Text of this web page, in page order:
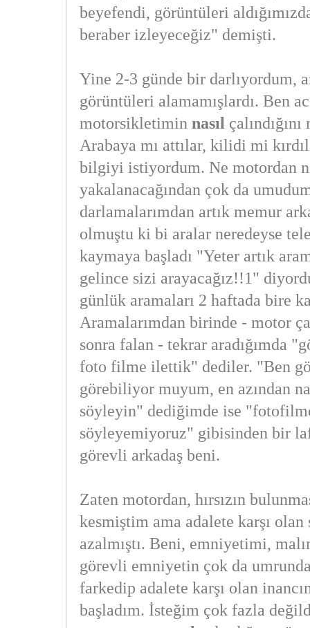
beyefendi, görüntüleri
beraber izleyeceğiz" demişti.
Yine 2-3 günde bir darlıyordum,
görüntüleri alamamışlardı. Ben
motorsikletimin nasıl
Arabaya mı attılar, kilidi mi
bilgiyi istiyordum. Ne motordan ne
yakalanacağından çok da
darlamalarımdan artık memur
olmuştu ki bi aralar neredeyse
kaymaya başladı "Yeter artık
gelince sizi arayacağız!!1"
günlük aramaları 2 haftada bire
Aramalarımdan birinde - motor
sonra falan - tekrar aradığımda
foto filme ilettik" dediler. "Ben
görebiliyor muyum, en azından
söyleyin" dediğimde ise
söyleyemiyoruz" gibisinden bir
görevli arkadaş beni.
Zaten motordan, hırsızın
kesmiştim ama adalete karşı olan
azalmıştı. Beni, emniyetimi,
görevli emniyetin çok da umrunda
farkedip adalete karşı olan
başladım. İsteğim çok fazla